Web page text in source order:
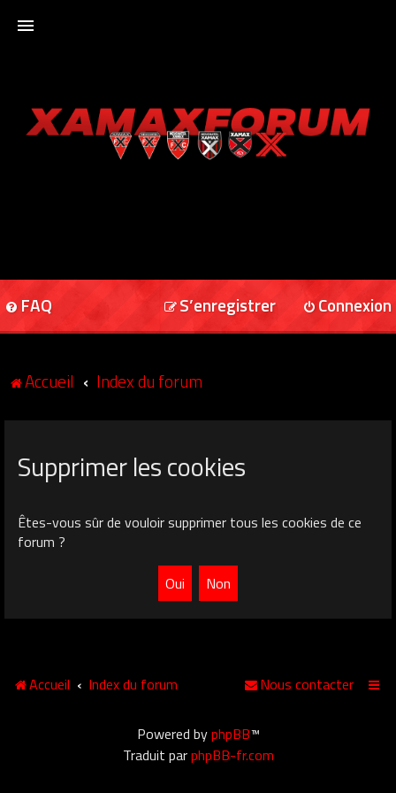
XAMAXFORUM
FAQ Connexion
S’enregistrer
Accueil Index du forum
Supprimer les cookies
Êtes-vous sûr de vouloir supprimer tous les cookies de ce
forum ?
Accueil Index du forum Nous contacter
Powered byphpBB™
Traduit parphpBB-fr.com